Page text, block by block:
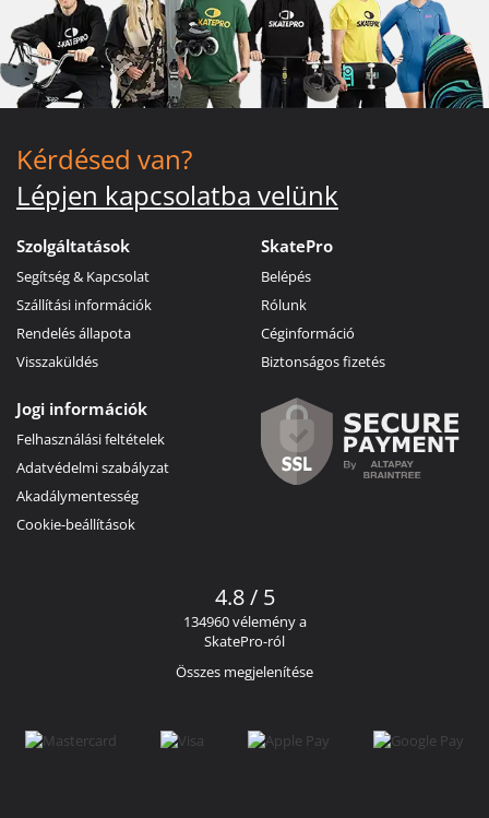
Kérdésed van?
Lépjen kapcsolatba velünk
Szolgáltatások
Segítség & Kapcsolat
Szállítási információk
Rendelés állapota
Visszaküldés
SkatePro
Belépés
Rólunk
Céginformáció
Biztonságos fizetés
Jogi információk
Felhasználási feltételek
Adatvédelmi szabályzat
Akadálymentesség
Cookie-beállítások
4.8 / 5
134960 vélemény a
SkatePro-ról
Összes megjelenítése